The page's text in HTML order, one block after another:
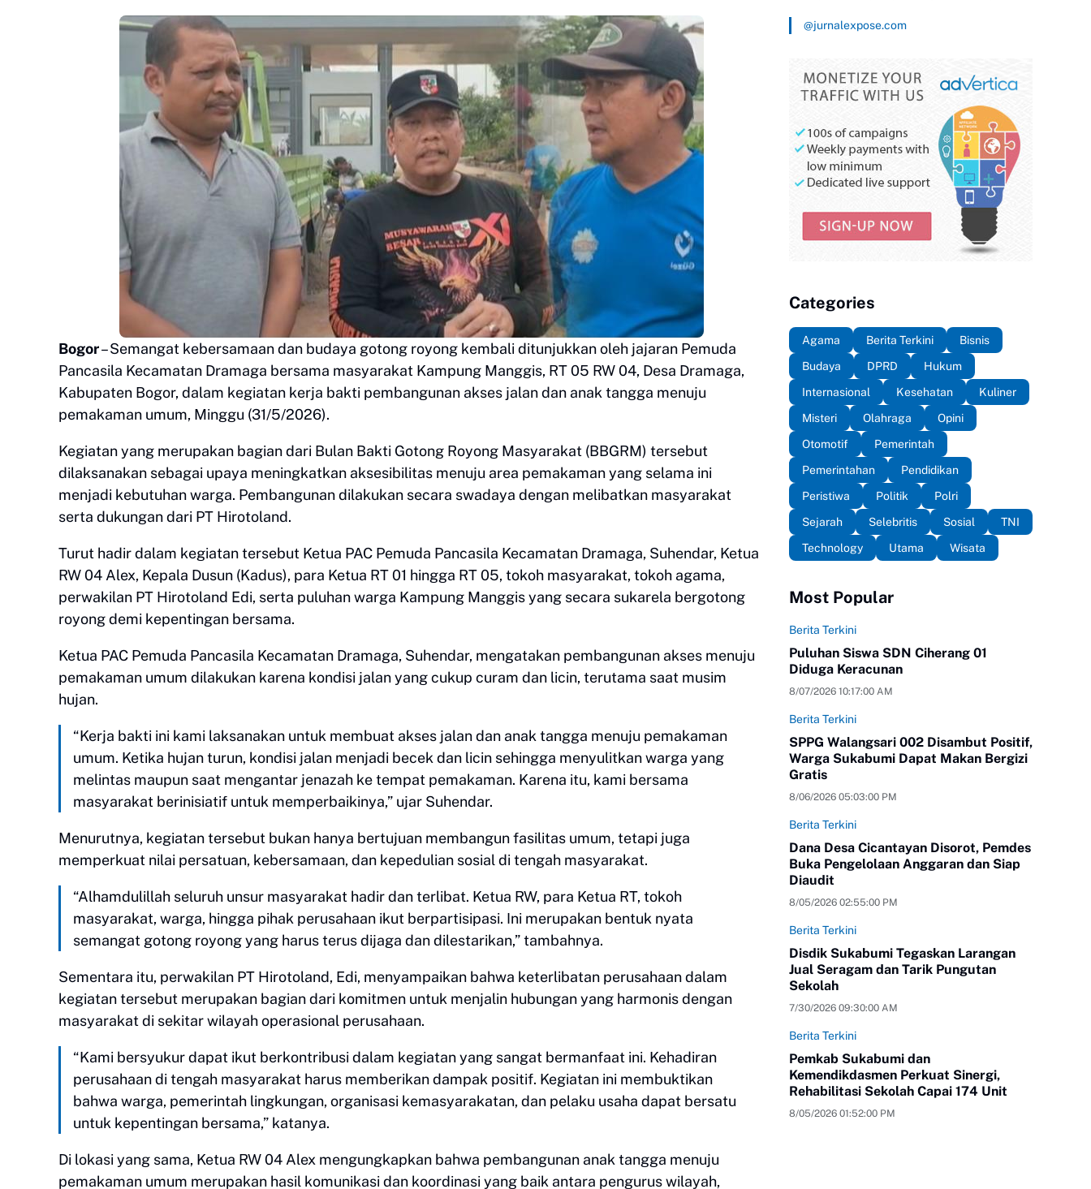
Bogor– Semangat kebersamaan dan budaya gotong royong kembali ditunjukkan oleh jajaran Pemuda
Pancasila Kecamatan Dramaga bersama masyarakat Kampung Manggis, RT 05 RW 04, Desa Dramaga,
Kabupaten Bogor, dalam kegiatan kerja bakti pembangunan akses jalan dan anak tangga menuju
pemakaman umum, Minggu (31/5/2026).
Kegiatan yang merupakan bagian dari Bulan Bakti Gotong Royong Masyarakat (BBGRM) tersebut
dilaksanakan sebagai upaya meningkatkan aksesibilitas menuju area pemakaman yang selama ini
menjadi kebutuhan warga. Pembangunan dilakukan secara swadaya dengan melibatkan masyarakat
serta dukungan dari PT Hirotoland.
Turut hadir dalam kegiatan tersebut Ketua PAC Pemuda Pancasila Kecamatan Dramaga, Suhendar, Ketua
RW 04 Alex, Kepala Dusun (Kadus), para Ketua RT 01 hingga RT 05, tokoh masyarakat, tokoh agama,
perwakilan PT Hirotoland Edi, serta puluhan warga Kampung Manggis yang secara sukarela bergotong
royong demi kepentingan bersama.
Ketua PAC Pemuda Pancasila Kecamatan Dramaga, Suhendar, mengatakan pembangunan akses menuju
pemakaman umum dilakukan karena kondisi jalan yang cukup curam dan licin, terutama saat musim
hujan.
“Kerja bakti ini kami laksanakan untuk membuat akses jalan dan anak tangga menuju pemakaman
umum. Ketika hujan turun, kondisi jalan menjadi becek dan licin sehingga menyulitkan warga yang
melintas maupun saat mengantar jenazah ke tempat pemakaman. Karena itu, kami bersama
masyarakat berinisiatif untuk memperbaikinya,” ujar Suhendar.
Menurutnya, kegiatan tersebut bukan hanya bertujuan membangun fasilitas umum, tetapi juga
memperkuat nilai persatuan, kebersamaan, dan kepedulian sosial di tengah masyarakat.
“Alhamdulillah seluruh unsur masyarakat hadir dan terlibat. Ketua RW, para Ketua RT, tokoh
masyarakat, warga, hingga pihak perusahaan ikut berpartisipasi. Ini merupakan bentuk nyata
semangat gotong royong yang harus terus dijaga dan dilestarikan,” tambahnya.
Sementara itu, perwakilan PT Hirotoland, Edi, menyampaikan bahwa keterlibatan perusahaan dalam
kegiatan tersebut merupakan bagian dari komitmen untuk menjalin hubungan yang harmonis dengan
masyarakat di sekitar wilayah operasional perusahaan.
“Kami bersyukur dapat ikut berkontribusi dalam kegiatan yang sangat bermanfaat ini. Kehadiran
perusahaan di tengah masyarakat harus memberikan dampak positif. Kegiatan ini membuktikan
bahwa warga, pemerintah lingkungan, organisasi kemasyarakatan, dan pelaku usaha dapat bersatu
untuk kepentingan bersama,” katanya.
Di lokasi yang sama, Ketua RW 04 Alex mengungkapkan bahwa pembangunan anak tangga menuju
pemakaman umum merupakan hasil komunikasi dan koordinasi yang baik antara pengurus wilayah,
@jurnalexpose.com
Categories
Agama Berita Terkini
Bisnis
Budaya
DPRD
Hukum
Internasional
Kesehatan
Kuliner
Misteri
Olahraga
Opini
Otomotif
Pemerintah
Pemerintahan
Pendidikan
Peristiwa
Politik
Polri
Sejarah
Selebritis Sosial
TNI
Technology
Utama Wisata
Most Popular
Berita Terkini
Puluhan Siswa SDN Ciherang 01
Diduga Keracunan
8/07/2026 10:17:00 AM
Berita Terkini
SPPG Walangsari 002 Disambut Positif,
Warga Sukabumi Dapat Makan Bergizi
Gratis
8/06/2026 05:03:00 PM
Berita Terkini
Dana Desa Cicantayan Disorot, Pemdes
Buka Pengelolaan Anggaran dan Siap
Diaudit
8/05/2026 02:55:00 PM
Berita Terkini
Disdik Sukabumi Tegaskan Larangan
Jual Seragam dan Tarik Pungutan
Sekolah
7/30/2026 09:30:00 AM
Berita Terkini
Pemkab Sukabumi dan
Kemendikdasmen Perkuat Sinergi,
Rehabilitasi Sekolah Capai 174 Unit
8/05/2026 01:52:00 PM